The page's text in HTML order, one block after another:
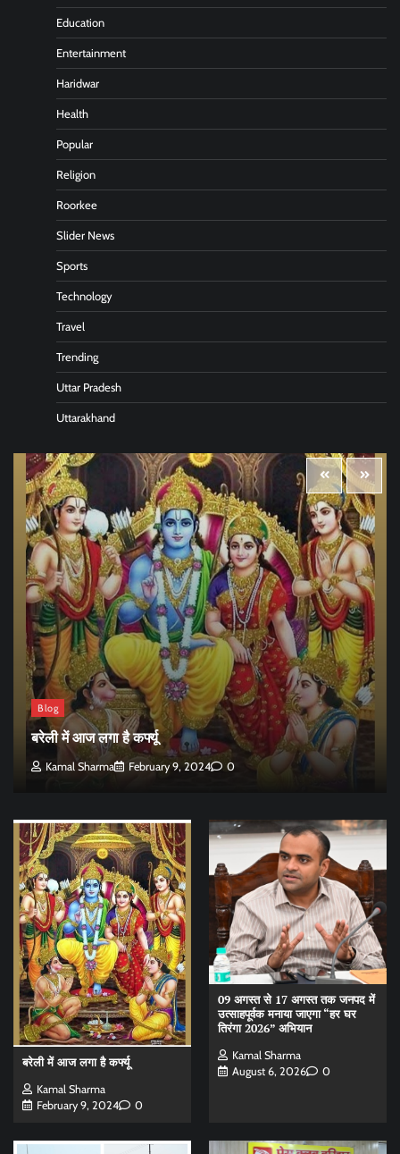
Education
Entertainment
Haridwar
Health
Popular
Religion
Roorkee
Slider News
Sports
Technology
Travel
Trending
Uttar Pradesh
Uttarakhand
Blog
बरेली में आज लगा है कर्फ्यू
Kamal Sharma February 9, 2024 0
बरेली में आज लगा है कर्फ्यू
Kamal Sharma
February 9, 2024
0
09 अगस्त से 17 अगस्त तक जनपद में
उत्साहपूर्वक मनाया जाएगा “हर घर
तिरंगा 2026” अभियान
Kamal Sharma
August 6, 2026
0